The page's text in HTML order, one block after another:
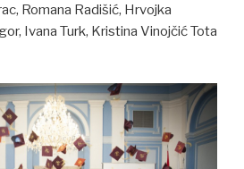
Romana Radišić, Hrvojka
Ivana Turk, Kristina Vinojčić Tota